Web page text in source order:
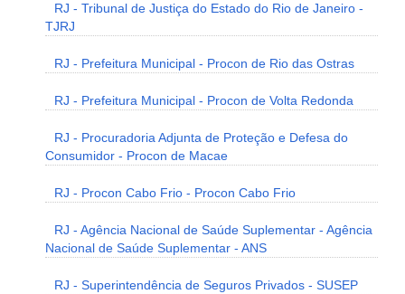
RJ - Tribunal de Justiça do Estado do Rio de Janeiro -
TJRJ
RJ - Prefeitura Municipal - Procon de Rio das Ostras
RJ - Prefeitura Municipal - Procon de Volta Redonda
RJ - Procuradoria Adjunta de Proteção e Defesa do
Consumidor - Procon de Macae
RJ - Procon Cabo Frio - Procon Cabo Frio
RJ - Agência Nacional de Saúde Suplementar - Agência
Nacional de Saúde Suplementar - ANS
RJ - Superintendência de Seguros Privados - SUSEP